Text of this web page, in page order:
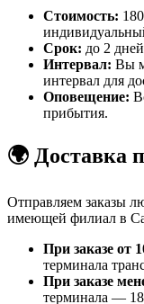
Стоимость:
Срок: до 2
Интервал: Вы
интервал для
Оповещение:
прибытия.
🌍 Доставка
Отправляем заказы
имеющей филиал в
При заказе от
терминала
При заказе
терминала —